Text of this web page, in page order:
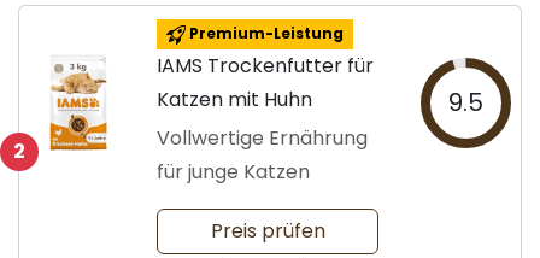
2
Premium-Leistung
IAMS Trockenfutter für
Katzen mit Huhn
Vollwertige Ernährung
für junge Katzen
9.5
Preis prüfen